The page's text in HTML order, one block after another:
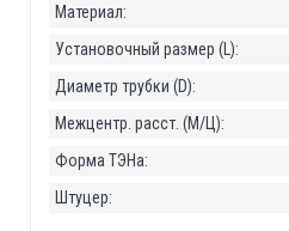
Материал:
Установочный размер (L):
Диаметр трубки (D):
Межцентр. расст. (М/Ц):
Форма ТЭНа:
Штуцер: